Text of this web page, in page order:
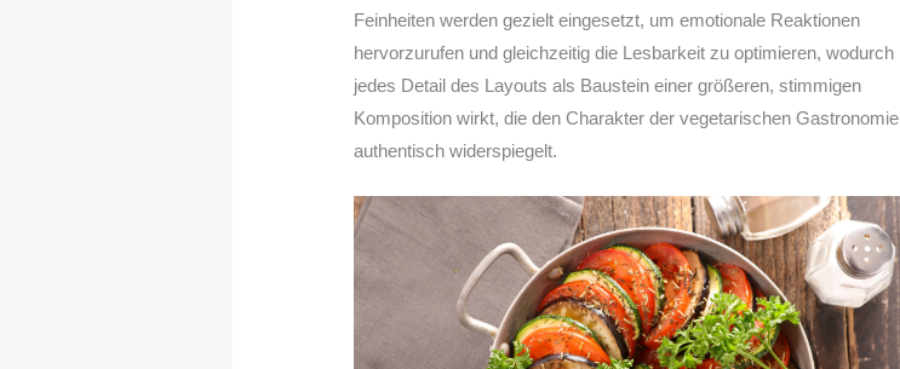
Feinheiten werden gezielt eingesetzt, um emotionale Reaktionen
hervorzurufen und gleichzeitig die Lesbarkeit zu optimieren, wodurch
jedes Detail des Layouts als Baustein einer größeren, stimmigen
Komposition wirkt, die den Charakter der vegetarischen Gastronomie
authentisch widerspiegelt.